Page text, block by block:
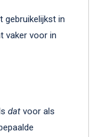
gebruikelijkst in
vaker voor in
dat voor als